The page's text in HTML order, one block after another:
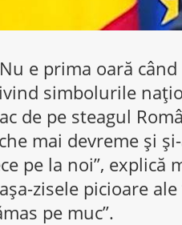
e prima oară
simbolurile
de pe steagul
mai devreme şi
pe la noi”, explică
zisele picioare
pe muc”.